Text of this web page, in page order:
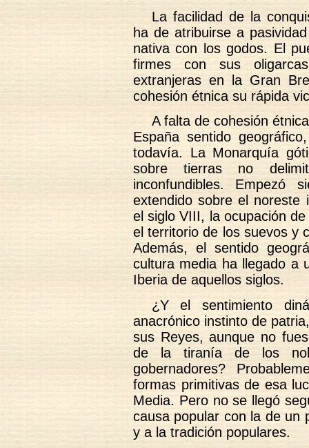
La facilidad de la
ha de atribuirse a
nativa con los godos. El
firmes con sus
extranjeras en la Gran
cohesión étnica su rápida
A falta de cohesión
España sentido
todavía. La Monarquía
sobre tierras no
inconfundibles. Empezó
extendido sobre el noreste
el siglo VIII, la ocupación
el territorio de los suevos y
Además, el sentido
cultura media ha llegado a
Iberia de aquellos siglos.
¿Y el sentimiento
anacrónico instinto de
sus Reyes, aunque no
de la tiranía de los
gobernadores?
formas primitivas de esa
Media. Pero no se llegó
causa popular con la de un
y a la tradición populares.